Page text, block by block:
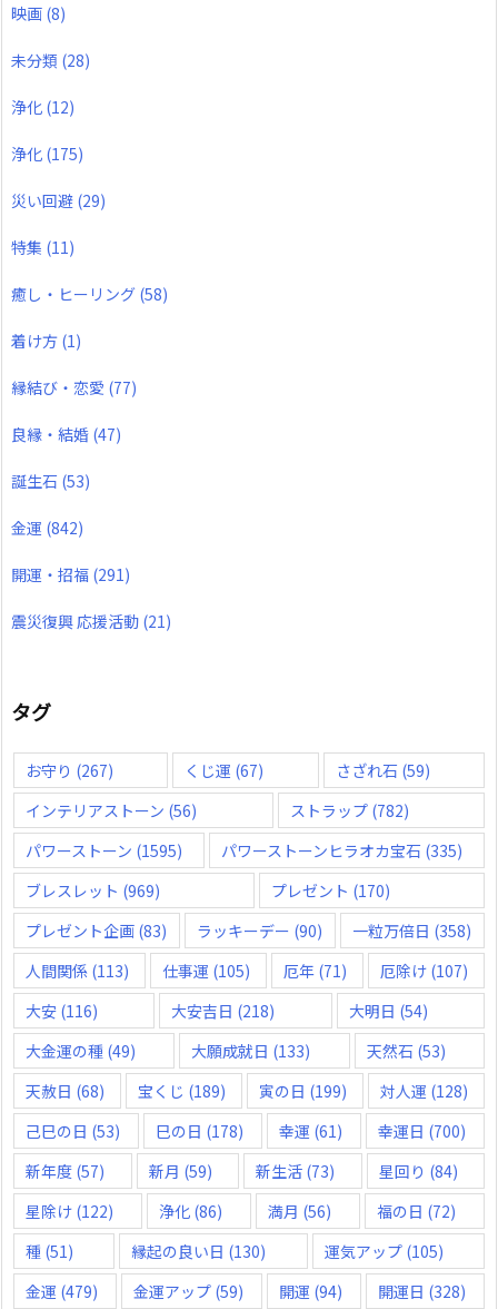
映画 (8)
未分類 (28)
浄化 (12)
浄化 (175)
災い回避 (29)
特集 (11)
癒し・ヒーリング (58)
着け方 (1)
縁結び・恋愛 (77)
良縁・結婚 (47)
誕生石 (53)
金運 (842)
開運・招福 (291)
震災復興 応援活動 (21)
タグ
お守り (267) くじ運 (67) さざれ石 (59)
インテリアストーン (56) ストラップ(782)
パワーストーン (1595) パワーストーンヒラオカ宝石 (335)
ブレスレット (969) プレゼント (170)
プレゼント企画 (83) ラッキーデー (90) 一粒万倍日 (358)
人間関係 (113) 仕事運 (105) 厄年 (71) 厄除け (107)
大安 (116) 大安吉日 (218) 大明日 (54)
大金運の種 (49) 大願成就日 (133) 天然石 (53)
天赦日 (68) 宝くじ (189) 寅の日 (199) 対人運 (128)
己巳の日 (53) 巳の日 (178) 幸運 (61) 幸運日 (700)
新年度 (57) 新月 (59) 新生活 (73) 星回り (84)
星除け (122) 浄化 (86) 満月 (56) 福の日 (72)
種 (51) 縁起の良い日 (130) 運気アップ(105)
金運 (479) 金運アップ (59) 開運 (94) 開運日 (328)